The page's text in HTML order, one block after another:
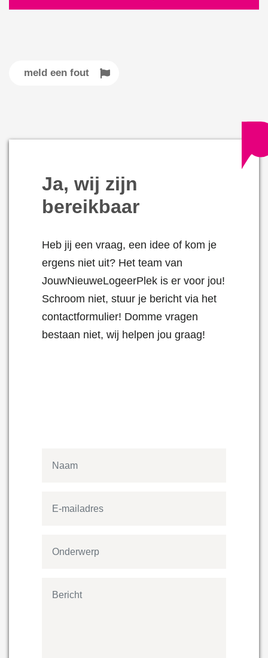
meld een fout
Ja, wij zijn
bereikbaar
Heb jij een vraag, een idee of kom je
ergens niet uit? Het team van
JouwNieuweLogeerPlek is er voor jou!
Schroom niet, stuur je bericht via het
contactformulier! Domme vragen
bestaan niet, wij helpen jou graag!